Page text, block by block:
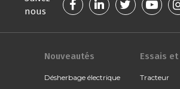
nous
Nouveautés
Désherbage électrique
Essais et
Tracteur